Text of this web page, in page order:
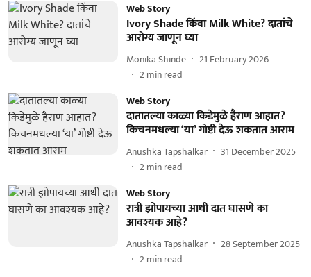
Web Story
Ivory Shade किंवा Milk White? दातांचे
आरोग्य जाणून घ्या
Monika Shinde
21 February 2026
2min read
Web Story
दातातल्या काळ्या किडेमुळे हैराण आहात?
किचनमधल्या ‘या’ गोष्टी देऊ शकतात आराम
Anushka Tapshalkar
31 December 2025
2min read
Web Story
रात्री झोपायच्या आधी दात घासणे का
आवश्यक आहे?
Anushka Tapshalkar
28 September 2025
2min read